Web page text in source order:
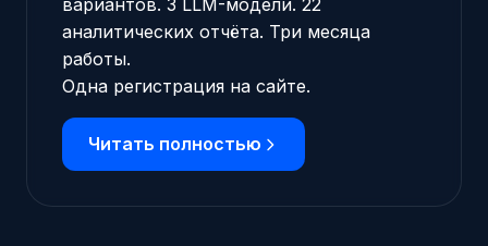
вариантов. 3 LLM-модели. 22
аналитических отчёта. Три месяца
работы.
Одна регистрация на сайте.
Читать полностью